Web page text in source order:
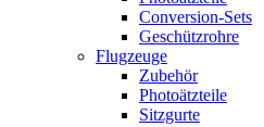
Conversion-Sets
Geschützrohre
Flugzeuge
Zubehör
Photoätzteile
Sitzgurte